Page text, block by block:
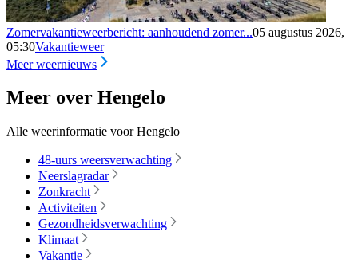
Zomervakantieweerbericht: aanhoudend zomer...05 augustus 2026,
05:30Vakantieweer
Meer weernieuws
Meer over Hengelo
Alle weerinformatie voor Hengelo
48-uurs weersverwachting
Neerslagradar
Zonkracht
Activiteiten
Gezondheidsverwachting
Klimaat
Vakantie